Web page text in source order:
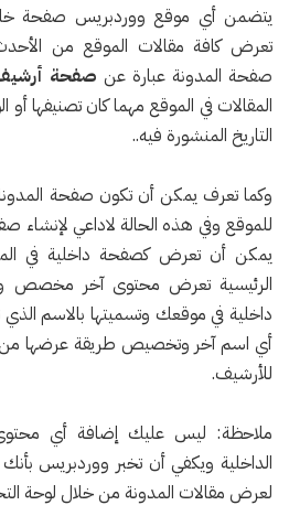
يتضمن أي موقع ووردبريس صفحة
تعرض كافة مقالات الموقع من
صفحة المدونة عبارة عن صفحة
المقالات في الموقع مهما كان تصنيفها
التاريخ المنشورة فيه..
وكما تعرف يمكن أن تكون صفحة
للموقع وفي هذه الحالة لاداعي
يمكن أن تعرض كصفحة داخلية في
الرئيسية تعرض محتوى آخر مخصص
داخلية في موقعك وتسميتها بالاسم الذي
أي اسم آخر وتخصيص طريقة عرضها
للأرشيف.
ملاحظة: ليس عليك إضافة أي
الداخلية ويكفي أن تخبر ووردبريس
لعرض مقالات المدونة من خلال لوحة